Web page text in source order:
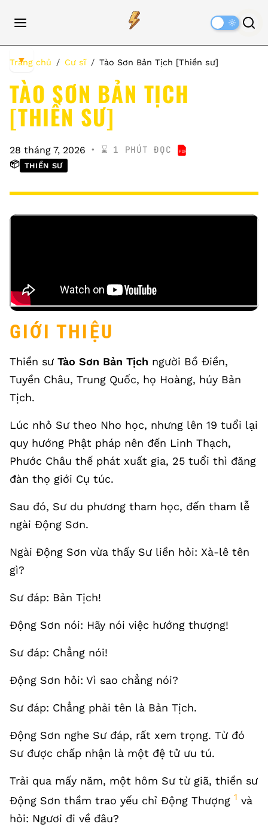
Trang chủ Cư sĩ Tào Sơn Bản Tịch [Thiền sư]
TÀO SƠN BẢN TỊCH
[THIỀN SƯ]
28 tháng 7, 2026 ⌛️ 1 PHÚT ĐỌC PDF
TÀO SƠN BẢN
📦 THIỀN SƯ
GIỚI THIỆU
Thiền sư Tào Sơn Bản Tịch người Bồ Điền,
Tuyền Châu, Trung Quốc, họ Hoàng, húy Bản
Tịch.
Lúc nhỏ Sư theo Nho học, nhưng lên 19 tuổi lại
quy hướng Phật pháp nên đến Linh Thạch,
Phước Châu thế phát xuất gia, 25 tuổi thì đăng
đàn thọ giới Cụ túc.
Sau đó, Sư du phương tham học, đến tham lễ
ngài Động Sơn.
Ngài Động Sơn vừa thấy Sư liền hỏi: Xà-lê tên
gì?
Sư đáp: Bản Tịch!
Động Sơn nói: Hãy nói việc hướng thượng!
Sư đáp: Chẳng nói!
Động Sơn hỏi: Vì sao chẳng nói?
Sư đáp: Chẳng phải tên là Bản Tịch.
Động Sơn nghe Sư đáp, rất xem trọng. Từ đó
Sư được chấp nhận là một đệ tử ưu tú.
Trải qua mấy năm, một hôm Sư từ giã, thiền sư
Động Sơn thầm trao yếu chỉ Động Thượng 1 và
hỏi: Ngươi đi về đâu?
▼